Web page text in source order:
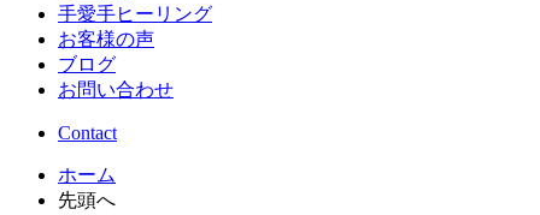
手愛手ヒーリング
お客様の声
ブログ
お問い合わせ
Contact
ホーム
先頭へ